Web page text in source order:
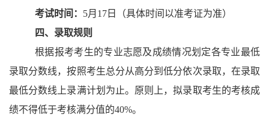
考试时间： 5月17日（具体时间以准考证为准）
四、录取规则
根据报考考生的专业志愿及成绩情况划定各专业最低
录取分数线，按照考生总分从高分到低分依次录取，在录取
最低分数线上录满计划为止。 原则上，拟录取考生的考核成
绩不得低于考核满分值的40%。